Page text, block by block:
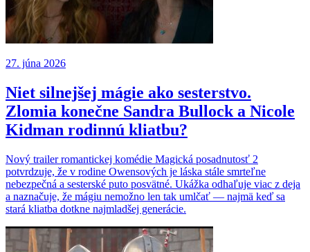
27. júna 2026
Niet silnejšej mágie ako sesterstvo.
Zlomia konečne Sandra Bullock a Nicole
Kidman rodinnú kliatbu?
Nový trailer romantickej komédie Magická posadnutosť 2
potvrdzuje, že v rodine Owensových je láska stále smrteľne
nebezpečná a sesterské puto posvätné. Ukážka odhaľuje viac z deja
a naznačuje, že mágiu nemožno len tak umlčať — najmä keď sa
stará kliatba dotkne najmladšej generácie.